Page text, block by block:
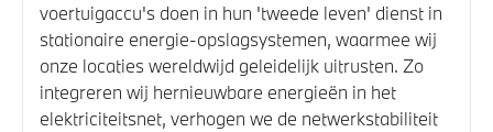
voertuigaccu's doen in hun 'tweede leven' dienst in
stationaire energie-opslagsystemen, waarmee wij
onze locaties wereldwijd geleidelijk uitrusten. Zo
integreren wij hernieuwbare energieën in het
elektriciteitsnet, verhogen we de netwerkstabiliteit